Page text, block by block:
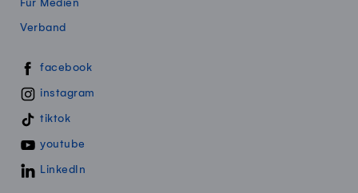
Für Medien
Verband
Swissmillk auf Social Media
facebook
instagram
tiktok
youtube
LinkedIn